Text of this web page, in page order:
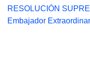
RESOLUCIÓN
Embajador